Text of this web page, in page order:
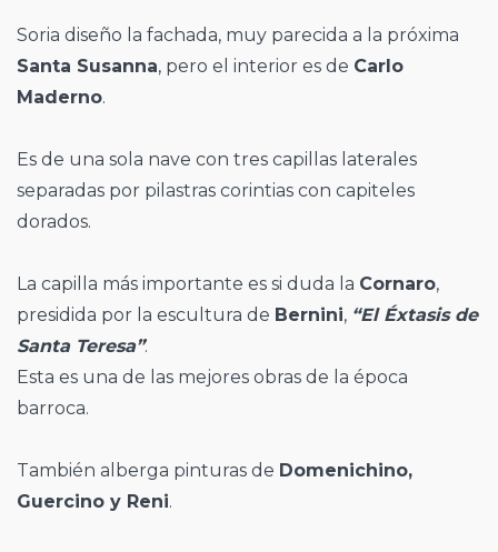
Soria diseño la fachada, muy parecida a la próxima
Santa Susanna, pero el interior es de Carlo
Maderno.
Es de una sola nave con tres capillas laterales
separadas por pilastras corintias con capiteles
dorados.
La capilla más importante es si duda la Cornaro,
presidida por la escultura de Bernini, “El Éxtasis de
Santa Teresa”.
Esta es una de las mejores obras de la época
barroca.
También alberga pinturas de Domenichino,
Guercino y Reni.